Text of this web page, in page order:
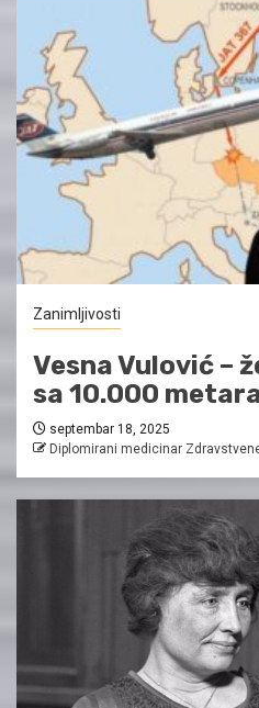
Zanimljivosti
Vesna Vulović –
sa 10.000
septembar 18, 2025
Diplomirani medicinar